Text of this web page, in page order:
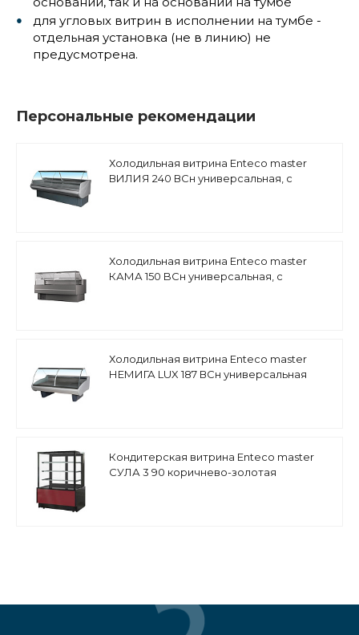
для угловых витрин в исполнении на тумбе -
отдельная установка (не в линию) не
предусмотрена.
Персональные рекомендации
Холодильная витрина Enteco master
ВИЛИЯ 240 ВСн универсальная, с
Холодильная витрина Enteco master
КАМА 150 BCн универсальная, с
Холодильная витрина Enteco master
НЕМИГА LUX 187 ВСн универсальная
Кондитерская витрина Enteco master
СУЛА 3 90 коричнево-золотая